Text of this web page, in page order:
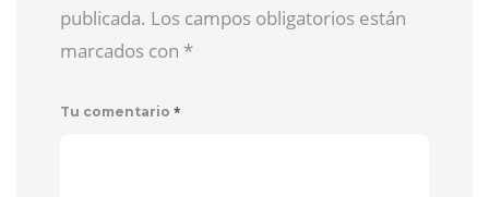
publicada. Los campos obligatorios están
marcados con *
Tu comentario *